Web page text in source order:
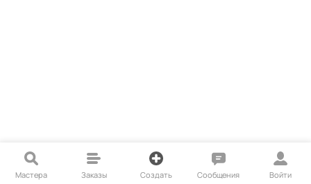
Мастера Заказы Создать Сообщения Войти